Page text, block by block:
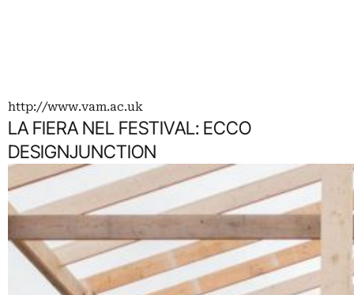
http://www.vam.ac.uk
LA FIERA NEL FESTIVAL: ECCO
DESIGNJUNCTION